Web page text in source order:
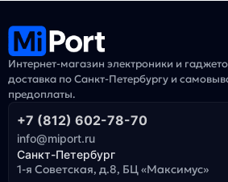
Интернет-магазин электроники и
доставка по Санкт-Петербургу и
предоплаты.
+7 (812) 602-78-70
info@miport.ru
Санкт-Петербург
1-я Советская, д.8, БЦ «Максимус»